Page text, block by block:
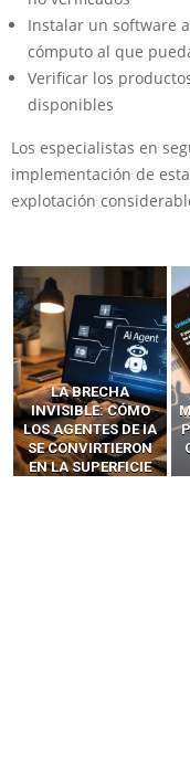
Instalar un software
cómputo al que
Verificar los
disponibles
Los especialistas en
implementación de
explotación
LA BRECHA
INVISIBLE: CÓMO
LOS AGENTES DE IA
SE CONVIRTIERON
EN LA SUPERFICIE